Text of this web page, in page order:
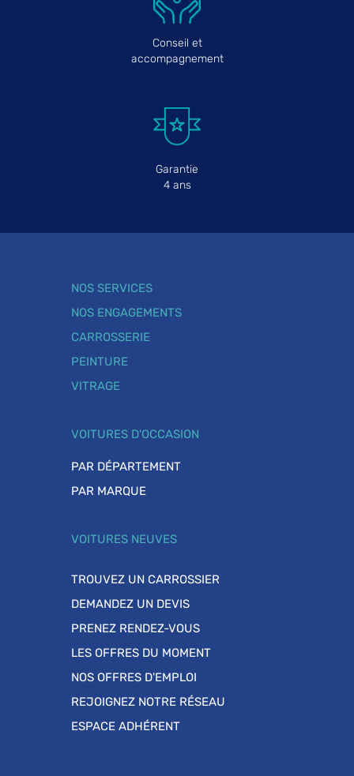
Conseil et
accompagnement
Garantie
4 ans
NOS SERVICES
NOS ENGAGEMENTS
CARROSSERIE
PEINTURE
VITRAGE
VOITURES D'OCCASION
PAR DÉPARTEMENT
PAR MARQUE
VOITURES NEUVES
TROUVEZ UN CARROSSIER
DEMANDEZ UN DEVIS
PRENEZ RENDEZ-VOUS
LES OFFRES DU MOMENT
NOS OFFRES D'EMPLOI
REJOIGNEZ NOTRE RÉSEAU
ESPACE ADHÉRENT